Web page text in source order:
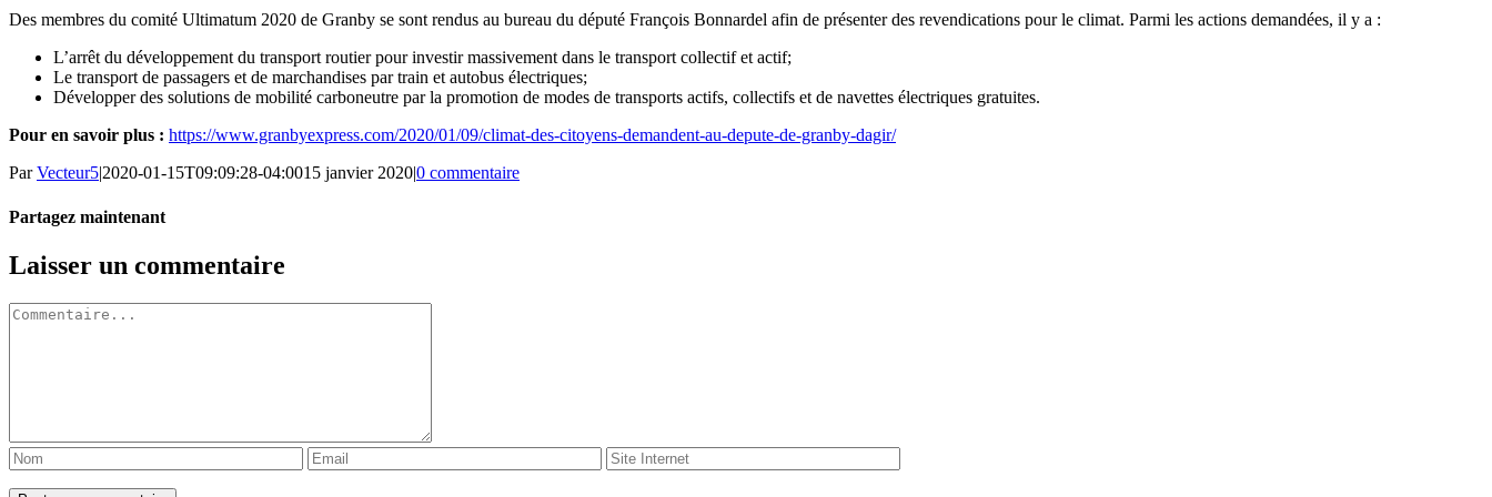
Des membres du comité Ultimatum 2020 de Granby se sont rendus au bureau du député François Bonnardel afin de présenter des revendications pour le climat. Parmi les actions demandées, il y a :
L’arrêt du développement du transport routier pour investir massivement dans le transport collectif et actif;
Le transport de passagers et de marchandises par train et autobus électriques;
Développer des solutions de mobilité carboneutre par la promotion de modes de transports actifs, collectifs et de navettes électriques gratuites.
Pour en savoir plus : https://www.granbyexpress.com/2020/01/09/climat-des-citoyens-demandent-au-depute-de-granby-dagir/
ParVecteur5|2020-01-15T09:09:28-04:0015 janvier 2020|0 commentaire
Partagez maintenant
Facebook
Twitter
LinkedIn
Tumblr
Pinterest
Email
Laisser un commentaire
Commentaire